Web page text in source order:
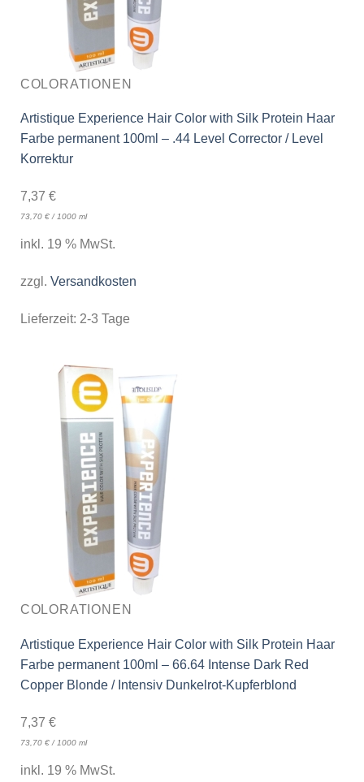
COLORATIONEN
Artistique Experience Hair Color with Silk Protein Haar
Farbe permanent 100ml – .44 Level Corrector / Level
Korrektur
7,37 €
73,70 €/1000 ml
inkl. 19 % MwSt.
zzgl. Versandkosten
Lieferzeit: 2-3 Tage
COLORATIONEN
Artistique Experience Hair Color with Silk Protein Haar
Farbe permanent 100ml – 66.64 Intense Dark Red
Copper Blonde / Intensiv Dunkelrot-Kupferblond
7,37 €
73,70 €/ 1000 ml
inkl. 19 % MwSt.